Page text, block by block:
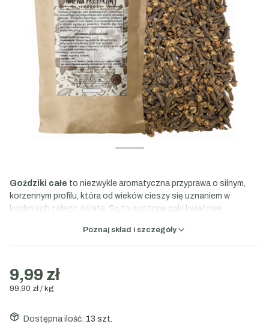
Goździki całe to niezwykle aromatyczna przyprawa o silnym,
korzennym profilu, która od wieków cieszy się uznaniem w
kuchniach całego świata. Są to suszone pąki kwiatowe
rozgrzewającymi właściwościami. Goździki stanowią idealny
dodatek zarówno do dań słodkich, jak i wytrawnych. Doskonale
marynat mięsnych, pieczeni oraz potraw z kapusty. To niezbędny
składnik, który nadaje potrawom szlachetnego i wyrafinowanego
Skład:100% goździki.
Poznaj skład i szczegóły
9,99 zł
99,90 zł / kg
Dostępna ilość: 13 szt.